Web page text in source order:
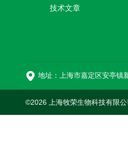
技术文章
©2026 上海牧荣生物科技有限